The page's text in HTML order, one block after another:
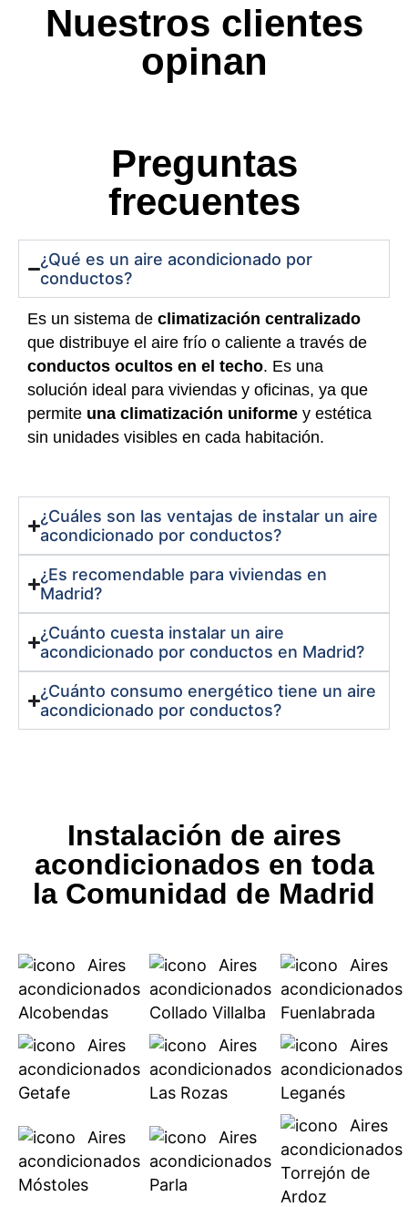
Nuestros clientes
opinan
Preguntas
frecuentes
¿Qué es un aire acondicionado por
conductos?
Es un sistema de climatización centralizado
que distribuye el aire frío o caliente a través de
conductos ocultos en el techo. Es una
solución ideal para viviendas y oficinas, ya que
permite una climatización uniforme y estética
sin unidades visibles en cada habitación.
¿Cuáles son las ventajas de instalar un aire
acondicionado por conductos?
¿Es recomendable para viviendas en
Madrid?
¿Cuánto cuesta instalar un aire
acondicionado por conductos en Madrid?
¿Cuánto consumo energético tiene un aire
acondicionado por conductos?
Instalación de aires
acondicionados en toda
la Comunidad de Madrid
Aires
acondicionados
Alcobendas
Aires
acondicionados
Collado Villalba
Aires
acondicionados
Fuenlabrada
Aires
acondicionados
Getafe
Aires
acondicionados
Las Rozas
Aires
acondicionados
Leganés
Aires
acondicionados
Móstoles
Aires
acondicionados
Parla
Aires
acondicionados
Torrejón de
Ardoz